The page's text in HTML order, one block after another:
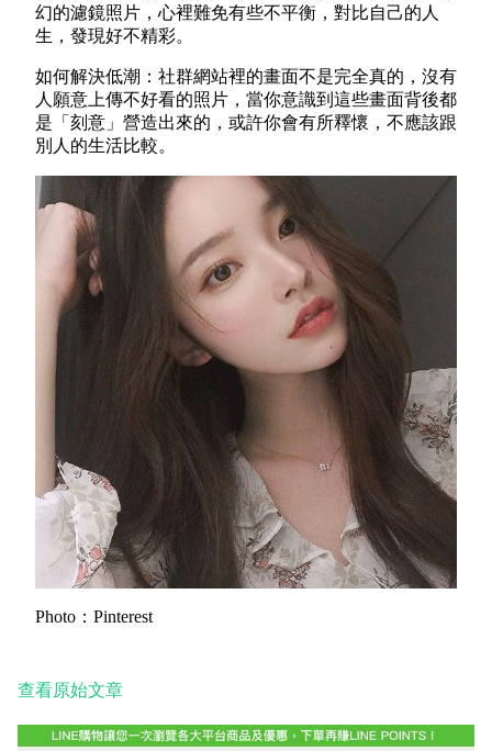
幻的濾鏡照片，心裡難免有些不平衡，對比自己的人
生，發現好不精彩。
如何解決低潮：社群網站裡的畫面不是完全真的，沒有
人願意上傳不好看的照片，當你意識到這些畫面背後都
是「刻意」營造出來的，或許你會有所釋懷，不應該跟
別人的生活比較。
Photo ： Pinterest
查看原始文章